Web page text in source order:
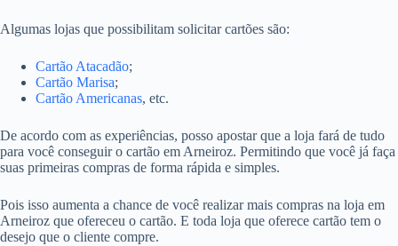
Algumas lojas que possibilitam solicitar cartões são:
Cartão Atacadão;
Cartão Marisa;
Cartão Americanas, etc.
De acordo com as experiências, posso apostar que a loja fará de tudo
para você conseguir o cartão em Arneiroz. Permitindo que você já faça
suas primeiras compras de forma rápida e simples.
Pois isso aumenta a chance de você realizar mais compras na loja em
Arneiroz que ofereceu o cartão. E toda loja que oferece cartão tem o
desejo que o cliente compre.